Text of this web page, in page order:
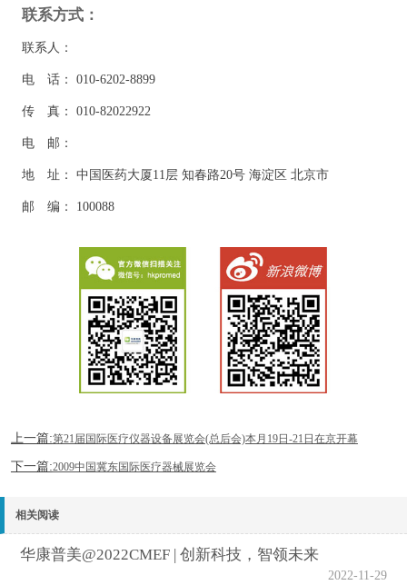
联系方式：
联系人：
电 话： 010-6202-8899
传 真： 010-82022922
电 邮：
地 址： 中国医药大厦11层 知春路20号 海淀区 北京市
邮 编： 100088
上一篇:第21届国际医疗仪器设备展览会(总后会)本月19日-21日在京开幕
下一篇:2009中国冀东国际医疗器械展览会
相关阅读
华康普美@2022CMEF | 创新科技，智领未来
2022-11-29